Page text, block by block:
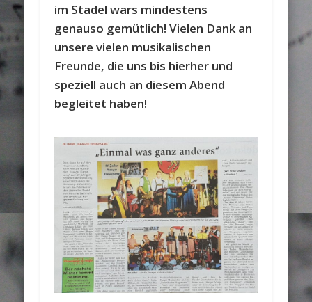
im Stadel wars mindestens
genauso gemütlich! Vielen Dank an
unsere vielen musikalischen
Freunde, die uns bis hierher und
speziell auch an diesem Abend
begleitet haben!